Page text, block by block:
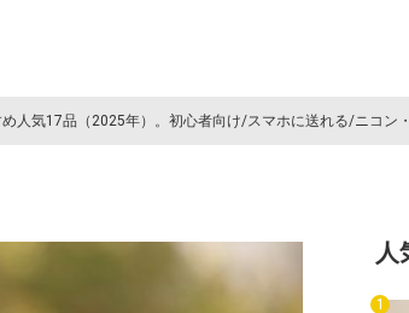
人気17品（2025年）。初心者向け/スマホに送れる/ニコン
人